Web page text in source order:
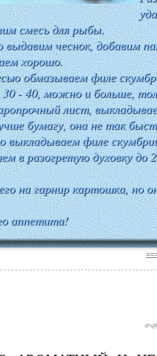
смесь для рыбы.
выдавим чеснок, добавим
хорошо.
обмазываем филе
- 40, можно и больше,
лист,
бумагу, она не так
выкладываем филе
в разогретую духовку до
на гарнир картошка, но
аппетита!